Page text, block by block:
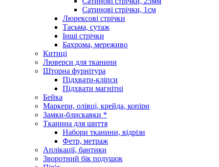
Сатинові стрічки, 1см
Люрексові стрічки
Тасьма, сутаж
Інші стрічки
Бахрома, мереживо
Китиці
Люверси для тканини
Шторна фурнітура
Підхвати-кліпси
Підхвати магнітні
Бейка
Маркери, олівці, крейда, копіри
Замки-блискавки *
Тканина для шиття
Набори тканини, відрізи
Фетр, метраж
Аплікації, бантики
Зворотний бік подушок